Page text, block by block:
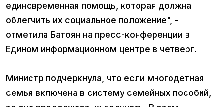
единовременная помощь, которая должна
облегчить их социальное положение", -
отметила Батоян на пресс-конференции в
Едином информационном центре в четверг.
Министр подчеркнула, что если многодетная
семья включена в систему семейных пособий,